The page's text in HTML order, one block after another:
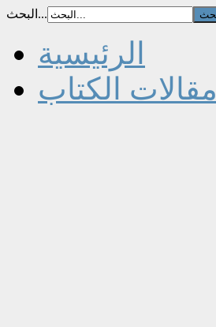
البحث...
الرئيسية
مقالات الكتاب